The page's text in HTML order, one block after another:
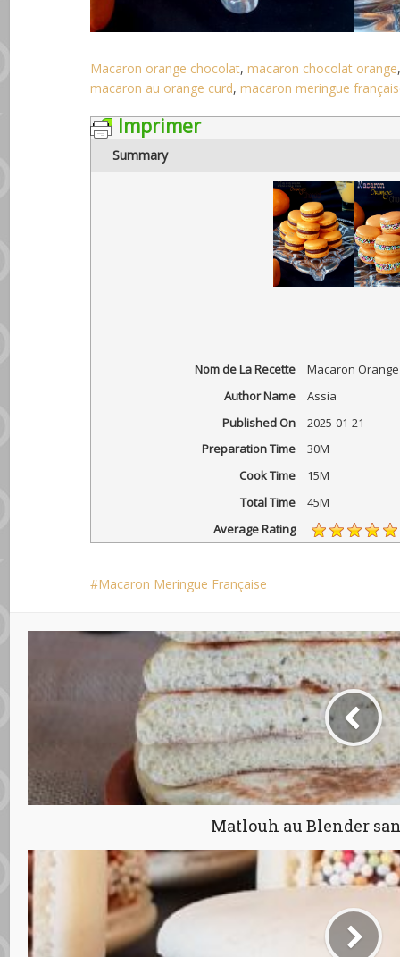
Macaron orange chocolat,macaron chocolat orange
macaron au orange curd,macaron meringue
Imprimer
Summary
Nom de La Recette
Macaron
Author Name
Assia
Published On
2025-01-21
Preparation Time
30M
Cook Time
15M
Total Time
45M
Average Rating
Macaron Meringue Française
Matlouh au Blender